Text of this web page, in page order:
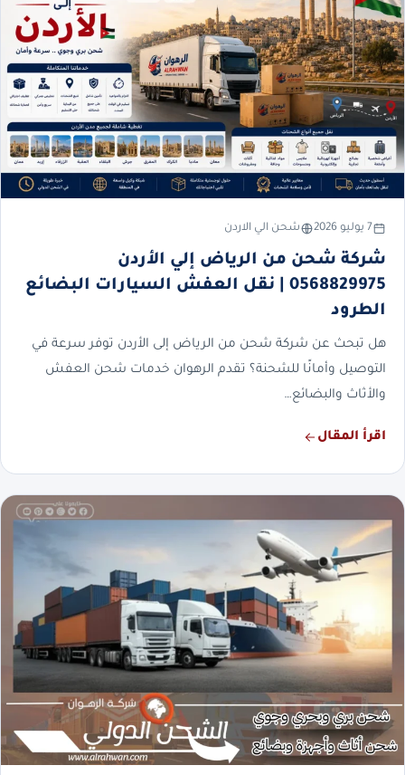
7 يوليو 2026 شحن الي الاردن
شركة شحن من الرياض إلي الأردن
0568829975 | نقل العفش السيارات البضائع
الطرود
هل تبحث عن شركة شحن من الرياض إلى الأردن توفر سرعة في
التوصيل وأمانًا للشحنة؟ تقدم الرهوان خدمات شحن العفش
والأثاث والبضائع…
اقرأ المقال